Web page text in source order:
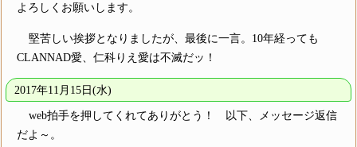
よろしくお願いします。
堅苦しい挨拶となりましたが、最後に一言。10年経っても
CLANNAD愛、仁科りえ愛は不滅だッ！
2017年11月15日(水)
web拍手を押してくれてありがとう！ 以下、メッセージ返信
だよ～。